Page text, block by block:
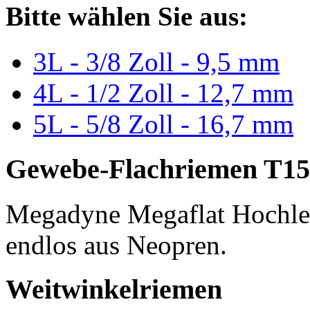
Bitte wählen Sie aus:
3L - 3/8 Zoll - 9,5 mm
4L - 1/2 Zoll - 12,7 mm
5L - 5/8 Zoll - 16,7 mm
Gewebe-Flachriemen
Megadyne Megaflat
endlos aus Neopren.
Weitwinkelriemen